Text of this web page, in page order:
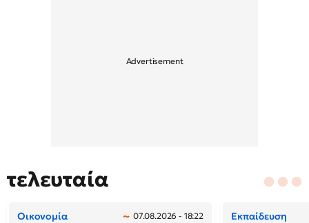
τελευταία
Οικονομία 07.08.2026 - 18:22 Εκπαίδευση